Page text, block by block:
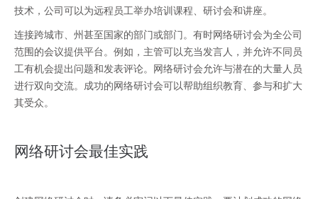
技术，公司可以为远程员工举办培训课程、研讨会和讲座。
连接跨城市、州甚至国家的部门或部门。有时网络研讨会为全公司
范围的会议提供平台。例如，主管可以充当发言人，并允许不同员
工有机会提出问题和发表评论。网络研讨会允许与潜在的大量人员
进行双向交流。成功的网络研讨会可以帮助组织教育、参与和扩大
其受众。
网络研讨会最佳实践